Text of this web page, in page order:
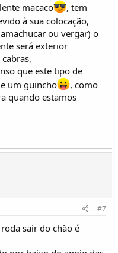
macaco
, tem
à sua colocação,
ou vergar) o
será exterior
que este tipo de
um guincho
, como
quando estamos
#7
sair do chão é